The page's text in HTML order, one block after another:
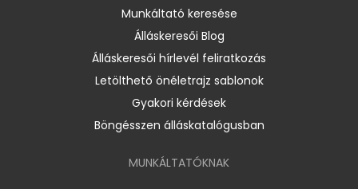
Munkáltató keresése
Álláskeresői Blog
Álláskeresői hírlevél feliratkozás
Letölthető önéletrajz sablonok
Gyakori kérdések
Böngésszen álláskatalógusban
MUNKÁLTATÓKNAK